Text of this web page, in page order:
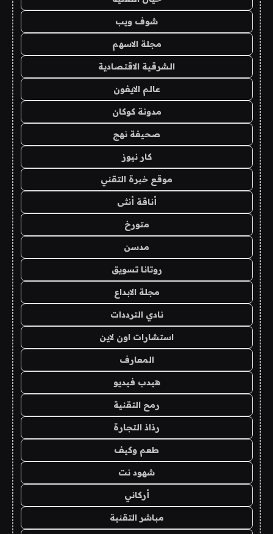
شوف ويب
مجلة الاسهم
الشرقية الاقتصادية
عالم الايفون
مدونة كوكان
صحيفة نهج
كار نيوز
موقع خبرة التقني
أناقة أنثى
متورخ
مدسن
روتانا تسويق
مجلة الابداع
نادي الترددات
استشارات اون لاين
المعارف
هيدب فيديو
رمح التقنية
رذاذ التجارة
طعم وكيف
شهود نت
أركاني
مباشر التقنية